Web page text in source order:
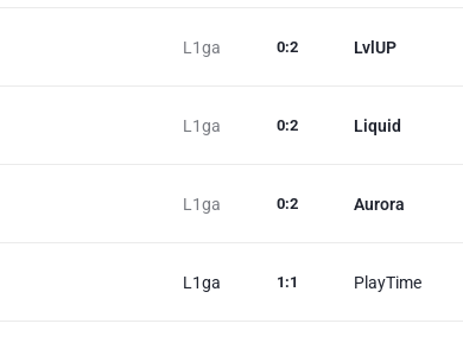
L1ga LvlUP
0:2
L1ga Liquid
0:2
L1ga Aurora
0:2
L1ga PlayTime
1 :1